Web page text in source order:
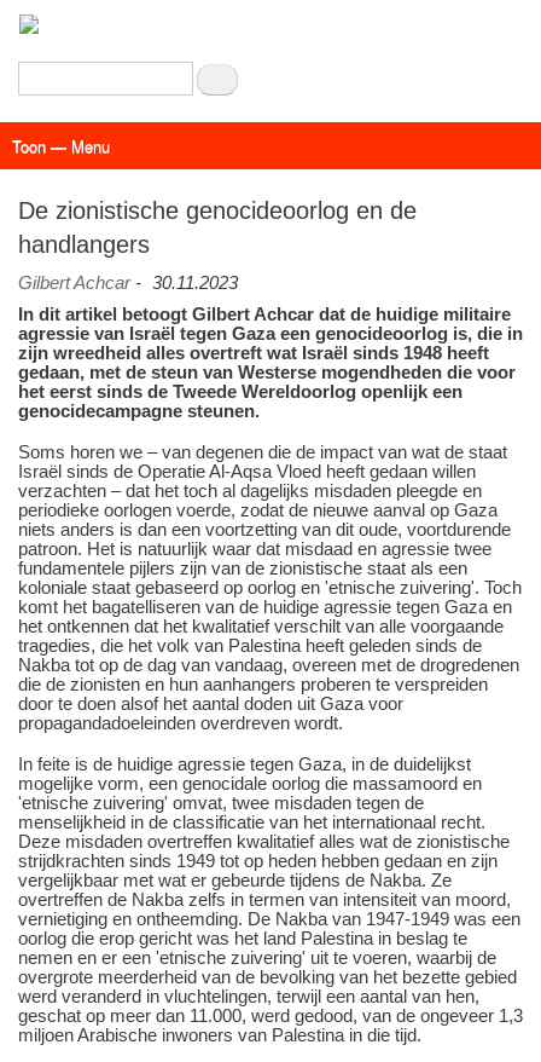
inhoud
Zoeken
Menu
Toon — Menu
De zionistische genocideoorlog en de
handlangers
Gilbert Achcar- 30.11.2023
In dit artikel betoogt Gilbert Achcar dat de huidige militaire
agressie van Israël tegen Gaza een genocideoorlog is, die in
zijn wreedheid alles overtreft wat Israël sinds 1948 heeft
gedaan, met de steun van Westerse mogendheden die voor
het eerst sinds de Tweede Wereldoorlog openlijk een
genocidecampagne steunen.
Soms horen we ‒ van degenen die de impact van wat de staat
Israël sinds de Operatie Al-Aqsa Vloed heeft gedaan willen
verzachten ‒ dat het toch al dagelijks misdaden pleegde en
periodieke oorlogen voerde, zodat de nieuwe aanval op Gaza
niets anders is dan een voortzetting van dit oude, voortdurende
patroon. Het is natuurlijk waar dat misdaad en agressie twee
fundamentele pijlers zijn van de zionistische staat als een
koloniale staat gebaseerd op oorlog en 'etnische zuivering'. Toch
komt het bagatelliseren van de huidige agressie tegen Gaza en
het ontkennen dat het kwalitatief verschilt van alle voorgaande
tragedies, die het volk van Palestina heeft geleden sinds de
Nakba tot op de dag van vandaag, overeen met de drogredenen
die de zionisten en hun aanhangers proberen te verspreiden
door te doen alsof het aantal doden uit Gaza voor
propagandadoeleinden overdreven wordt.
In feite is de huidige agressie tegen Gaza, in de duidelijkst
mogelijke vorm, een genocidale oorlog die massamoord en
'etnische zuivering' omvat, twee misdaden tegen de
menselijkheid in de classificatie van het internationaal recht.
Deze misdaden overtreffen kwalitatief alles wat de zionistische
strijdkrachten sinds 1949 tot op heden hebben gedaan en zijn
vergelijkbaar met wat er gebeurde tijdens de Nakba. Ze
overtreffen de Nakba zelfs in termen van intensiteit van moord,
vernietiging en ontheemding. De Nakba van 1947-1949 was een
oorlog die erop gericht was het land Palestina in beslag te
nemen en er een 'etnische zuivering' uit te voeren, waarbij de
overgrote meerderheid van de bevolking van het bezette gebied
werd veranderd in vluchtelingen, terwijl een aantal van hen,
geschat op meer dan 11.000, werd gedood, van de ongeveer 1,3
miljoen Arabische inwoners van Palestina in die tijd.